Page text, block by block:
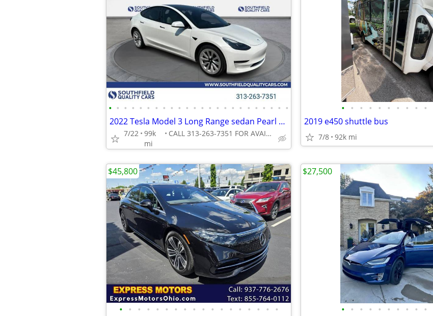
• • • • • • • • • • • • • • • • • • • • • • • •
2022 Tesla Model 3 Long Range sedan Pearl White Multi-Coat
7/22 99k
mi
CALL 313-263-7351 FOR AVAILABILITY
• • • • • • • • • •
2019 e450 shuttle bus
7/8 92k mi
• • • • • • • • • • • • • • • • • •
$45,800
• • • • • • • • • •
$27,500